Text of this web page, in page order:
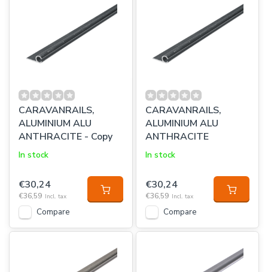
CARAVANRAILS,
ALUMINIUM ALU
ANTHRACITE - Copy
In stock
€30,24
€36,59 Incl. tax
Compare
CARAVANRAILS,
ALUMINIUM ALU
ANTHRACITE
In stock
€30,24
€36,59 Incl. tax
Compare